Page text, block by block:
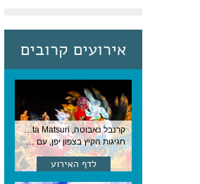
אירועים קרובים
קרנבל נאבוטה, Nebuta Matsuri ,יפן
חגיגות הקיץ בצפון יפן, עם תהלוכות ענק, ריקודים וזיקוקים. 6-2 באוגוסט, יפן
לדף האירוע